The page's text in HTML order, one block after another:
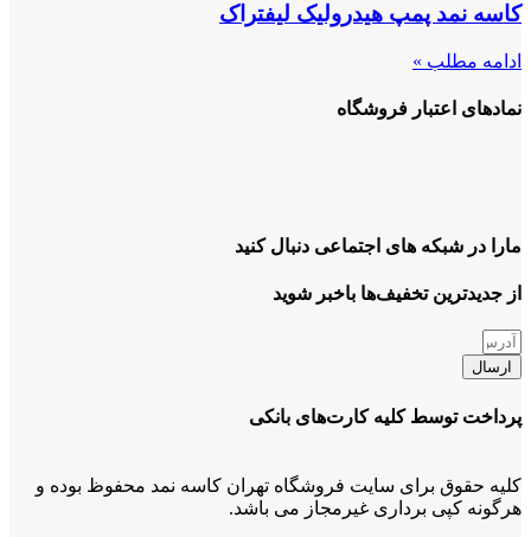
کاسه نمد پمپ هیدرولیک لیفتراک
ادامه مطلب »
نمادهای اعتبار فروشگاه
مارا در شبکه های اجتماعی دنبال کنید
از جدیدترین تخفیف‌ها باخبر شوید
ارسال
پرداخت توسط کلیه کارت‌های بانکی
کلیه حقوق برای سایت فروشگاه تهران کاسه نمد محفوظ بوده و
هرگونه کپی برداری غیرمجاز می باشد.